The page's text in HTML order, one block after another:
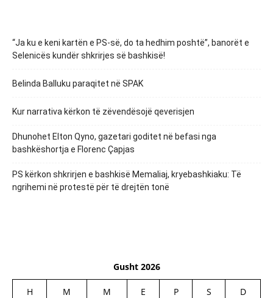
“Ja ku e keni kartën e PS-së, do ta hedhim poshtë”, banorët e
Selenicës kundër shkrirjes së bashkisë!
Belinda Balluku paraqitet në SPAK
Kur narrativa kërkon të zëvendësojë qeverisjen
Dhunohet Elton Qyno, gazetari goditet në befasi nga
bashkëshortja e Florenc Çapjas
PS kërkon shkrirjen e bashkisë Memaliaj, kryebashkiaku: Të
ngrihemi në protestë për të drejtën tonë
Gusht 2026
H M M E P S D